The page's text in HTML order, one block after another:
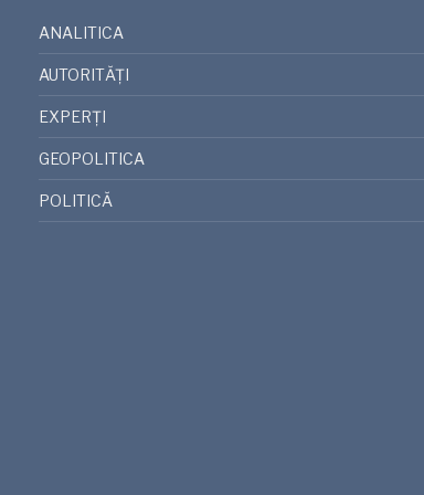
ANALITICA
AUTORITĂȚI
EXPERȚI
GEOPOLITICA
POLITICĂ